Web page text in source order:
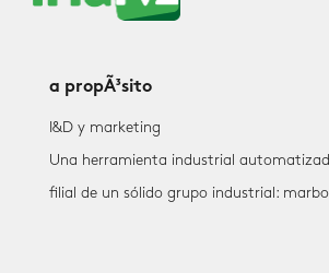
a propÃ³sito
I&D y marketing
Una herramienta industrial
filial de un sólido grupo industrial: